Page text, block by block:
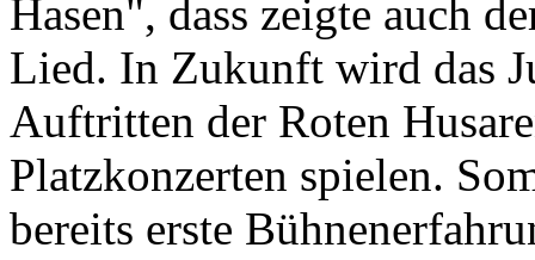
Hasen", dass zeigte auch
Lied. In Zukunft wird das
Auftritten der Roten
Platzkonzerten spielen.
bereits erste